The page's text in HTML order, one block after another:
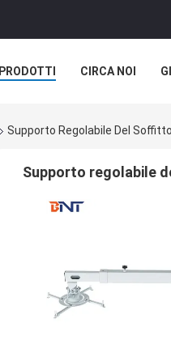
PRODOTTI CIRCA NOI
Supporto Regolabile Del
Supporto regolabile